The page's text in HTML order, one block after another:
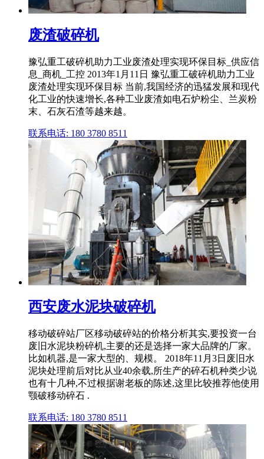
废渣破碎机
豫弘重工破碎机助力工业废渣处理实现环保目标_供应信
息_商机_工控 2013年1月11日 豫弘重工破碎机助力工业
废渣处理实现环保目标 当前,我国经济的迅猛发展和现代
化工业的快速增长,各种工业废渣如电石炉粉尘、兰炭粉
末、石灰石渣等越来越。
联系电话: 180 3780 8511
西安废水泥块破碎机
移动破碎站厂区移动破碎站的价格分析其实,要投资一台
废旧水泥块粉碎机,主要的还是选择一家大品牌的厂家。
比如机器,是一家大型的、规模。 2018年11月3日废旧水
泥块处理前后对比从业40余载,所生产的碎石机种类少说
也有十几种,不过根据谢老板的陈述,这里比较推荐他使用
颚破移动碎石 .
联系电话: 180 3780 8511